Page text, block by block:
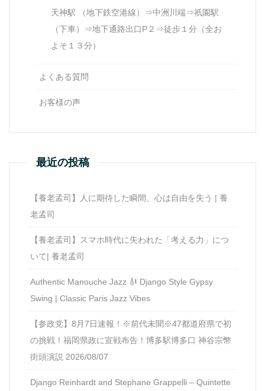
天神駅 （地下鉄空港線）⇒中洲川端⇒祇園駅
（下車）⇒地下通路出口P２⇒徒歩１分（全お
よそ１３分）
よくある質問
お客様の声
最近の投稿
【養老孟司】人に期待した瞬間、心は自由を失う | 養
老孟司
【養老孟司】スマホ時代に失われた「考える力」につ
いて| 養老孟司
Authentic Manouche Jazz 🎻 Django Style Gypsy
Swing | Classic Paris Jazz Vibes
【参政党】8月7日速報！※前代未聞※47都道府県で初
の挑戦！福岡県政に宣戦布告！博多駅博多口 神谷宗幣
街頭演説 2026/08/07
Django Reinhardt and Stephane Grappelli – Quintette